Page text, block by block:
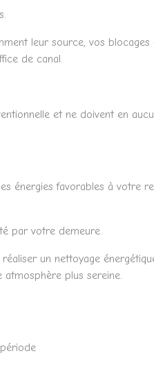
leur source, vos blocages
de canal.
et ne doivent en
énergies favorables à votre
par votre demeure.
un nettoyage
plus sereine.